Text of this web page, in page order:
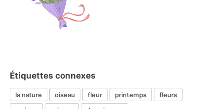
Étiquettes connexes
la nature oiseau fleur printemps
fleurs